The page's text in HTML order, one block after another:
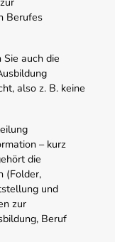
Berufes
auch die
also z. B. keine
– kurz
die
(Folder,
und
zur
Beruf